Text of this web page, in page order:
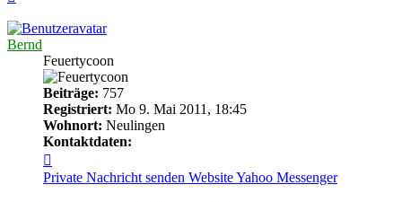
Bernd
Feuertycoon
Beiträge: 757
Registriert: Mo 9. Mai 2011, 18:45
Wohnort: Neulingen
Kontaktdaten:
von
Bernd
Private Nachricht senden WebsiteYahoo Messenger